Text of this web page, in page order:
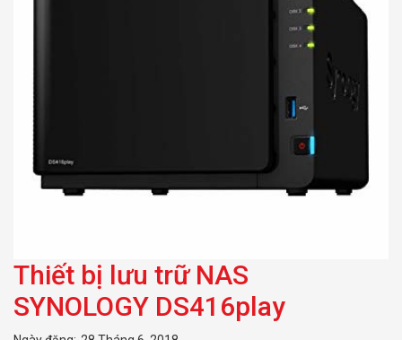
Thiết bị lưu trữ NAS
SYNOLOGY DS416play